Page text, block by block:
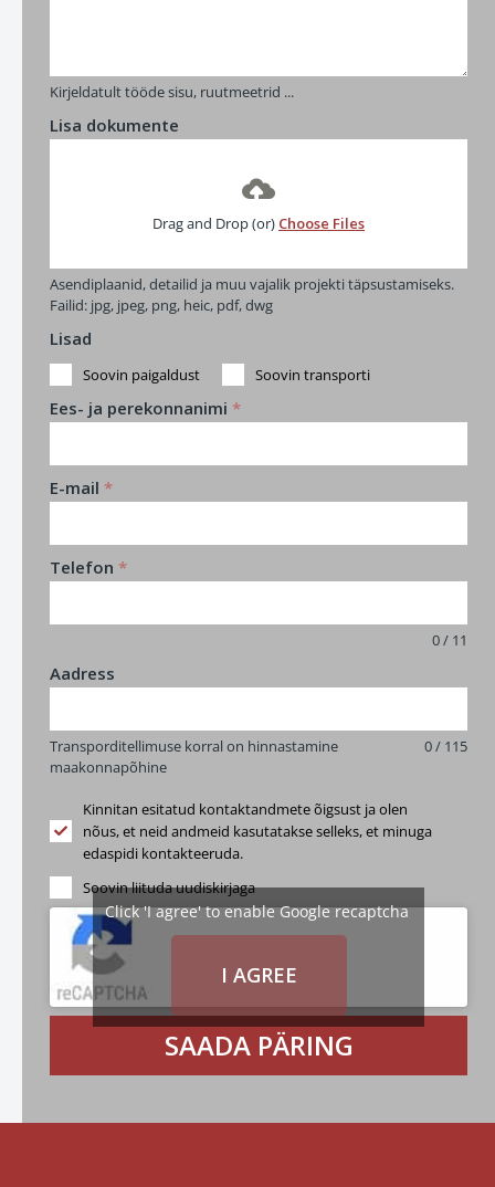
Kirjeldatult tööde sisu, ruutmeetrid ...
Lisa dokumente
Drag and Drop (or) Choose Files
Asendiplaanid, detailid ja muu vajalik projekti täpsustamiseks.
Failid: jpg, jpeg, png, heic, pdf, dwg
Lisad
Soovin paigaldust Soovin transporti
Ees- ja perekonnanimi *
E-mail *
Telefon *
0 / 11
Aadress
Transporditellimuse korral on hinnastamine
maakonnapõhine
0 / 115
Kinnitan esitatud kontaktandmete õigsust ja olen
nõus, et neid andmeid kasutatakse selleks, et minuga
edaspidi kontakteeruda.
Soovin liituda uudiskirjaga
Click 'I agree' to enable Google recaptcha
I AGREE
SAADA PÄRING